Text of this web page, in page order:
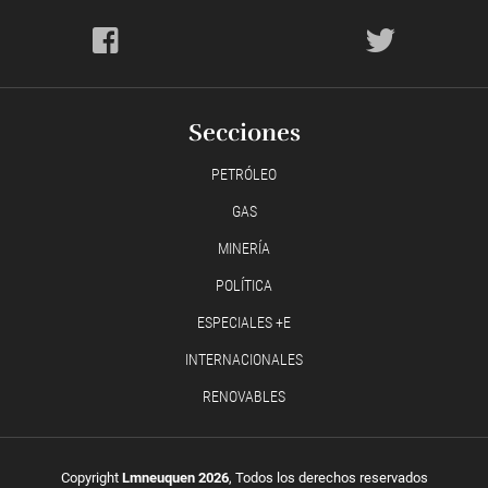
Secciones
PETRÓLEO
GAS
MINERÍA
POLÍTICA
ESPECIALES +E
INTERNACIONALES
RENOVABLES
Copyright Lmneuquen 2026, Todos los derechos reservados